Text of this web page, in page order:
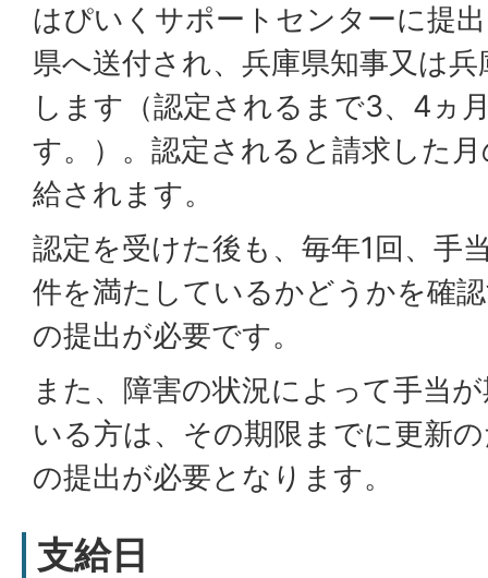
はぴいくサポートセンターに提
県へ送付され、兵庫県知事又は
します（認定されるまで3、4ヵ
す。）。認定されると請求した
給されます。
認定を受けた後も、毎年1回、手
件を満たしているかどうかを確
の提出が必要です。
また、障害の状況によって手当
いる方は、その期限までに更新
の提出が必要となります。
支給日